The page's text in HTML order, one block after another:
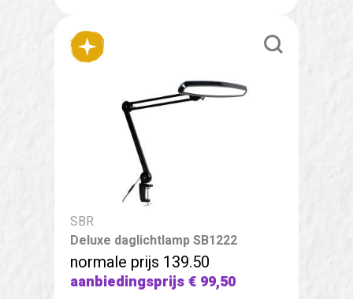
SBR
Deluxe daglichtlamp SB1222
normale prijs 139.50
aanbiedingsprijs€ 99,50